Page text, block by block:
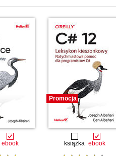
ebook
Promocja
książka ebook